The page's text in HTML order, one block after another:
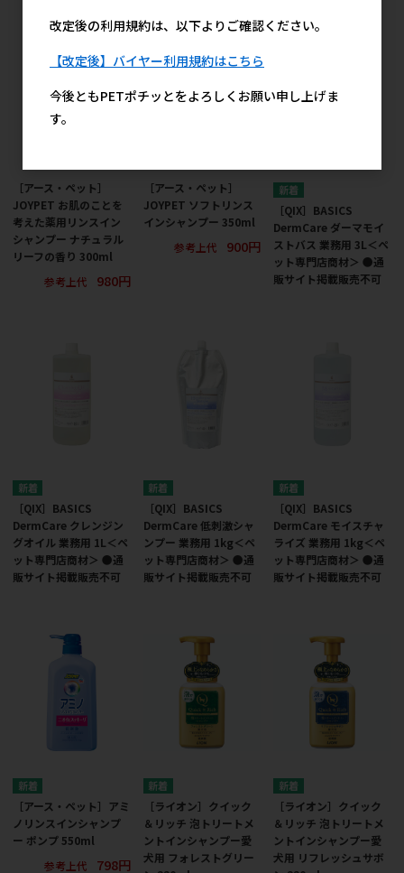
［アース・ペット］
JOYPET お肌のことを
考えた薬用リンスイン
シャンプー ナチュラル
リーフの香り 300ml
参考上代
980円
［アース・ペット］
JOYPET ソフトリンス
インシャンプー 350ml
参考上代
900円
［QIX］BASICS
DermCare ダーマモイ
ストバス 業務用 3L＜ペ
ット専門店商材＞ ●通
販サイト掲載販売不可
［QIX］BASICS
DermCare クレンジン
グオイル 業務用 1L＜ペ
ット専門店商材＞ ●通
販サイト掲載販売不可
［QIX］BASICS
DermCare 低刺激シャ
ンプー 業務用 1kg＜ペ
ット専門店商材＞ ●通
販サイト掲載販売不可
［QIX］BASICS
DermCare モイスチャ
ライズ 業務用 1kg＜ペ
ット専門店商材＞ ●通
販サイト掲載販売不可
［アース・ペット］アミ
ノリンスインシャンプ
ー ポンプ 550ml
参考上代
798円
［ライオン］クイック
＆リッチ 泡トリートメ
ントインシャンプー愛
犬用 フォレストグリー
［ライオン］クイック
＆リッチ 泡トリートメ
ントインシャンプー愛
犬用 リフレッシュサボ
改定後の利用規約は、以下よりご確認ください。
【改定後】バイヤー利用規約はこちら
今後ともPETポチッとをよろしくお願い申し上げま
す。